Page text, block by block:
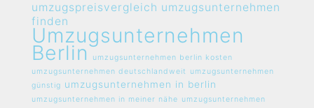
umzugspreisvergleich umzugsunternehmen
finden
Umzugsunternehmen
Berlin
umzugsunternehmen berlin kosten
umzugsunternehmen deutschlandweit
umzugsunternehmen
günstig umzugsunternehmen in berlin
umzugsunternehmen in meiner nähe umzugsunternehmen